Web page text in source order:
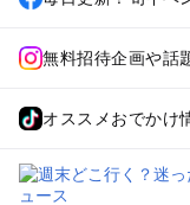
無料招待企画や話
オススメおでかけ